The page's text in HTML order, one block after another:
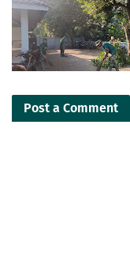
Post a Comment